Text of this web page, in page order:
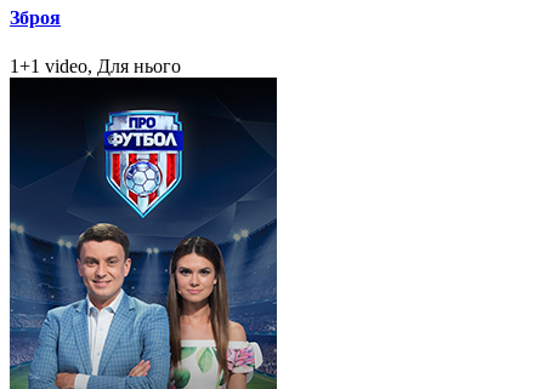
Зброя
1+1 video, Для нього